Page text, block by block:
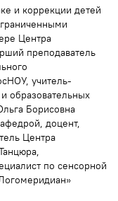
и коррекции детей
Центра
преподаватель
учитель-
образовательных
Борисовна
доцент,
Центра
по сенсорной